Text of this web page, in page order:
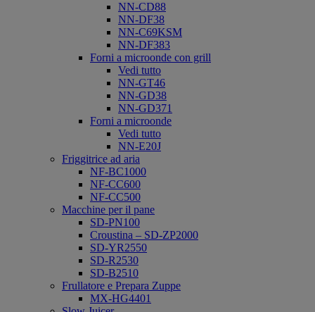
NN-CD88
NN-DF38
NN-C69KSM
NN-DF383
Forni a microonde con grill
Vedi tutto
NN-GT46
NN-GD38
NN-GD371
Forni a microonde
Vedi tutto
NN-E20J
Friggitrice ad aria
NF-BC1000
NF-CC600
NF-CC500
Macchine per il pane
SD-PN100
Croustina – SD-ZP2000
SD-YR2550
SD-R2530
SD-B2510
Frullatore e Prepara Zuppe
MX-HG4401